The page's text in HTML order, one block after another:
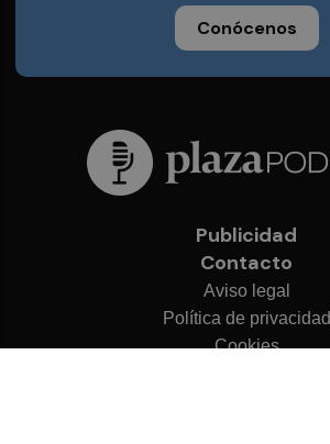
Conócenos
Publicidad
Contacto
Aviso legal
Política de privacidad
Cookies